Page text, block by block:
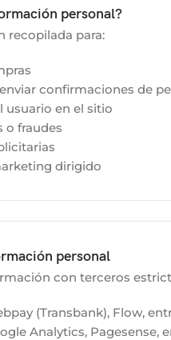
personal?
recopilada para:
confirmaciones de
usuario en el sitio
o fraudes
dirigido
personal
con terceros
(Transbank), Flow,
Analytics, Pagesense,